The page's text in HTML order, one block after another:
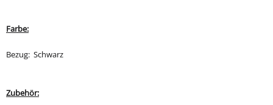
Farbe:
Bezug: Schwarz
Zubehör: